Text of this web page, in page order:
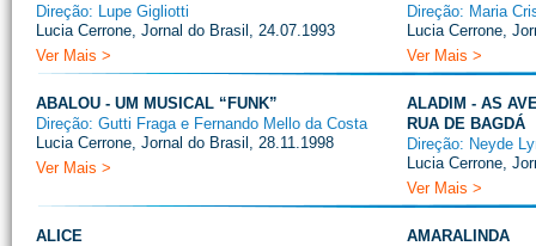
Direção: Lupe Gigliotti
Lucia Cerrone, Jornal do Brasil, 24.07.1993
Ver Mais >
Direção: Maria
Lucia Cerrone,
Ver Mais >
ABALOU - UM MUSICAL “FUNK”
Direção: Gutti Fraga e Fernando Mello da Costa
Lucia Cerrone, Jornal do Brasil, 28.11.1998
Ver Mais >
ALADIM - AS
RUA DE BAGDÁ
Direção: Neyde
Lucia Cerrone,
Ver Mais >
ALICE
AMARALINDA